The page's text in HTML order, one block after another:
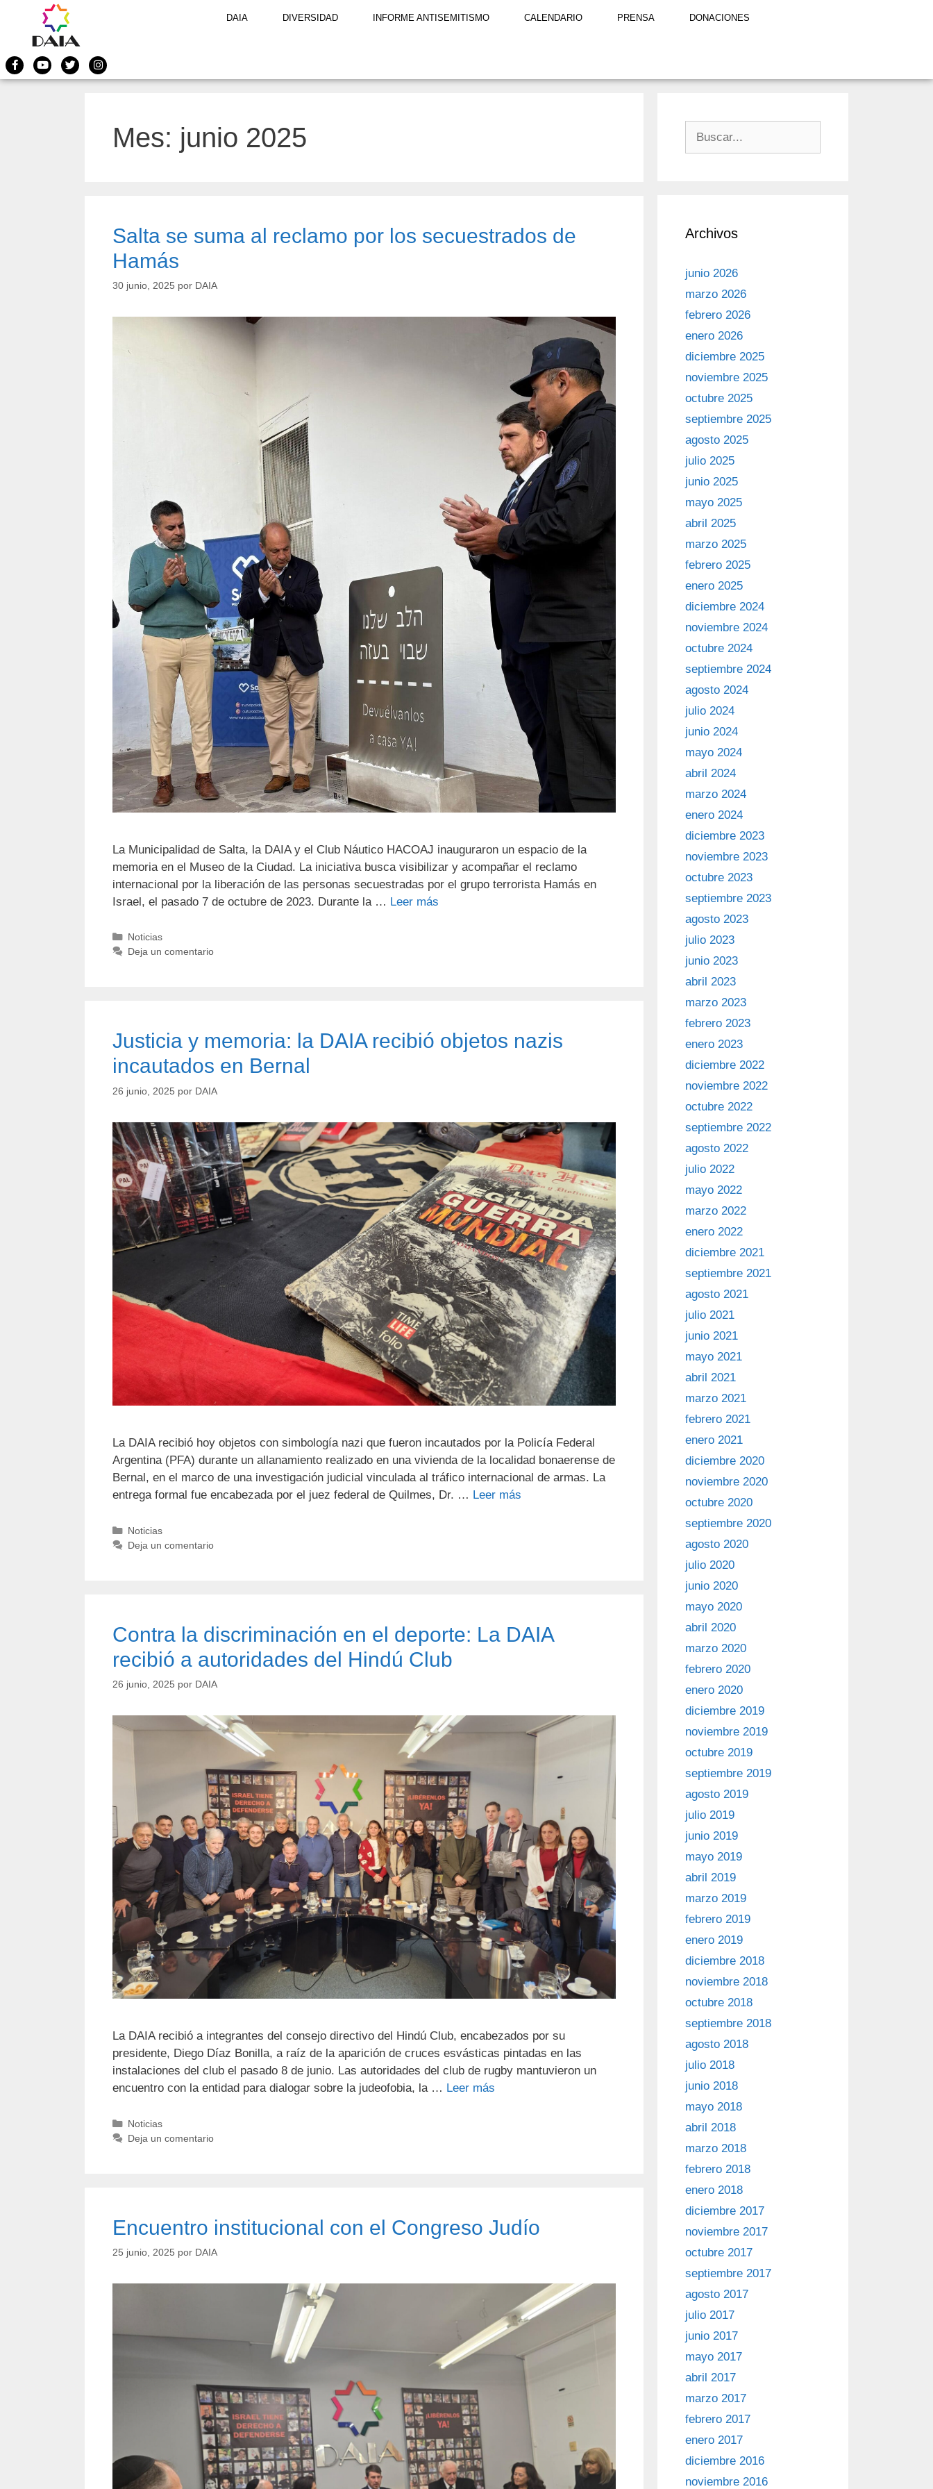
DAIA DIVERSIDAD INFORME ANTISEMITISMO CALENDARIO PRENSA DONACIONES
Mes: junio 2025
Salta se suma al reclamo por los secuestrados de
Hamás
30 junio, 2025 por DAIA
La Municipalidad de Salta, la DAIA y el Club Náutico HACOAJ inauguraron un espacio de la
memoria en el Museo de la Ciudad. La iniciativa busca visibilizar y acompañar el reclamo
internacional por la liberación de las personas secuestradas por el grupo terrorista Hamás en
Israel, el pasado 7 de octubre de 2023. Durante la … Leer más
Noticias
Deja un comentario
Justicia y memoria: la DAIA recibió objetos nazis
incautados en Bernal
26 junio, 2025 por DAIA
La DAIA recibió hoy objetos con simbología nazi que fueron incautados por la Policía Federal
Argentina (PFA) durante un allanamiento realizado en una vivienda de la localidad bonaerense de
Bernal, en el marco de una investigación judicial vinculada al tráfico internacional de armas. La
entrega formal fue encabezada por el juez federal de Quilmes, Dr. … Leer más
Noticias
Deja un comentario
Contra la discriminación en el deporte: La DAIA
recibió a autoridades del Hindú Club
26 junio, 2025 por DAIA
La DAIA recibió a integrantes del consejo directivo del Hindú Club, encabezados por su
presidente, Diego Díaz Bonilla, a raíz de la aparición de cruces esvásticas pintadas en las
instalaciones del club el pasado 8 de junio. Las autoridades del club de rugby mantuvieron un
encuentro con la entidad para dialogar sobre la judeofobia, la … Leer más
Noticias
Deja un comentario
Encuentro institucional con el Congreso Judío
25 junio, 2025 por DAIA
Archivos
junio 2026
marzo 2026
febrero 2026
enero 2026
diciembre 2025
noviembre 2025
octubre 2025
septiembre 2025
agosto 2025
julio 2025
junio 2025
mayo 2025
abril 2025
marzo 2025
febrero 2025
enero 2025
diciembre 2024
noviembre 2024
octubre 2024
septiembre 2024
agosto 2024
julio 2024
junio 2024
mayo 2024
abril 2024
marzo 2024
enero 2024
diciembre 2023
noviembre 2023
octubre 2023
septiembre 2023
agosto 2023
julio 2023
junio 2023
abril 2023
marzo 2023
febrero 2023
enero 2023
diciembre 2022
noviembre 2022
octubre 2022
septiembre 2022
agosto 2022
julio 2022
mayo 2022
marzo 2022
enero 2022
diciembre 2021
septiembre 2021
agosto 2021
julio 2021
junio 2021
mayo 2021
abril 2021
marzo 2021
febrero 2021
enero 2021
diciembre 2020
noviembre 2020
octubre 2020
septiembre 2020
agosto 2020
julio 2020
junio 2020
mayo 2020
abril 2020
marzo 2020
febrero 2020
enero 2020
diciembre 2019
noviembre 2019
octubre 2019
septiembre 2019
agosto 2019
julio 2019
junio 2019
mayo 2019
abril 2019
marzo 2019
febrero 2019
enero 2019
diciembre 2018
noviembre 2018
octubre 2018
septiembre 2018
agosto 2018
julio 2018
junio 2018
mayo 2018
abril 2018
marzo 2018
febrero 2018
enero 2018
diciembre 2017
noviembre 2017
octubre 2017
septiembre 2017
agosto 2017
julio 2017
junio 2017
mayo 2017
abril 2017
marzo 2017
febrero 2017
enero 2017
diciembre 2016
noviembre 2016